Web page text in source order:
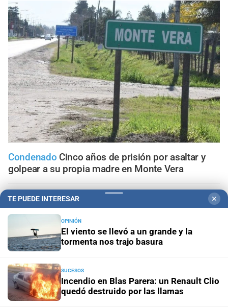
Condenado Cinco años de prisión por asaltar y
golpear a su propia madre en Monte Vera
Operativo de la PDI
Allanaron cuatro viviendas en Santa
Fe y secuestraron 12 armas de fuego: hay dos detenidos
Narcos barriales Persecución en Santa Fe: cuatro
aprehendidos con un arma, cocaína y dinero
Santa FeIncendio en Blas Parera: un Renault Clio quedó
destruido por las llamas
TE PUEDE INTERESAR ✕
OPINIÓN
El viento se llevó a un grande y la
tormenta nos trajo basura
SUCESOS
Incendio en Blas Parera: un Renault Clio
quedó destruido por las llamas